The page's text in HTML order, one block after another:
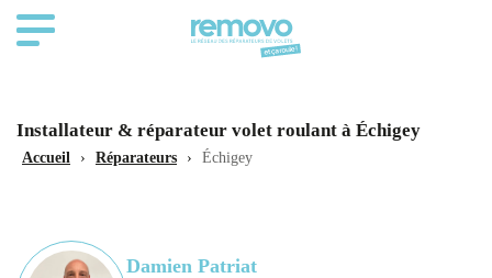
Installateur & réparateur volet roulant à Échigey
Accueil › Réparateurs › Échigey
Damien Patriat